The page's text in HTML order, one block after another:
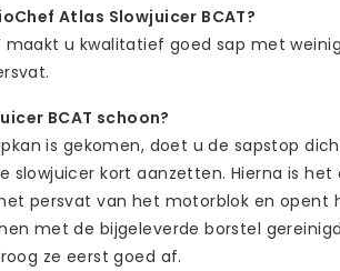
Atlas Slowjuicer BCAT?
maakt u kwalitatief goed sap met
BCAT schoon?
is gekomen, doet u de sapstop
slowjuicer kort aanzetten. Hierna is
persvat van het motorblok en opent
met de bijgeleverde borstel
ze eerst goed af.